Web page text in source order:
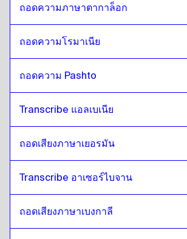
ถอดความภาษาตากาล็อก
ถอดความโรมาเนีย
ถอดความ Pashto
Transcribe แอลเบเนีย
ถอดเสียงภาษาเยอรมัน
Transcribe อาเซอร์ไบจาน
ถอดเสียงภาษาเบงกาลี